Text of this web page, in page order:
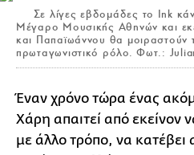
Σε λίγες εβδομάδες το Ink
Μέγαρο Μουσικής Αθηνών και
και Παπαϊωάννου θα μοιραστούν
πρωταγωνιστικό ρόλο. Φωτ.:
Έναν χρόνο τώρα ένας
Χάρη απαιτεί από εκείνον
με άλλο τρόπο, να κατέβει